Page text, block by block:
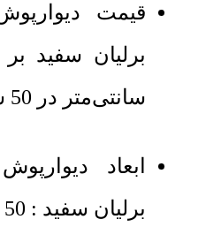
قیمت
سانتی‌متر در 50 سانتی‌متر میباشد
ابعاد
برلیان سفید : 50 در 50 سانتی‌متر